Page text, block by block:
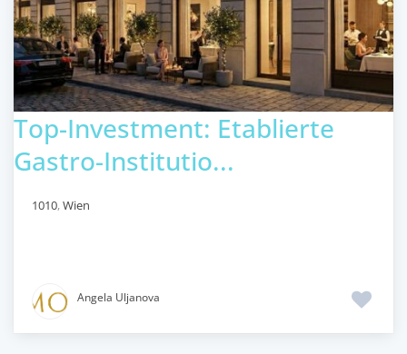
Top-Investment: Etablierte
Gastro-Institutio...
1010,Wien
Angela Uljanova